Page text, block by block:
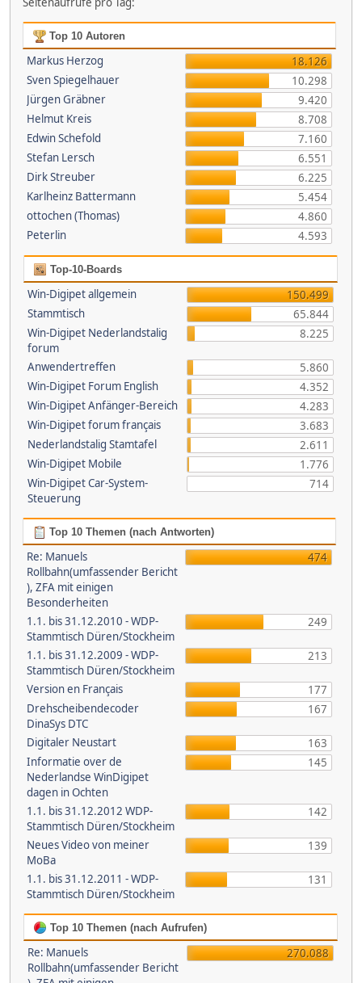
Top 10 Autoren
Markus Herzog
18.126
Sven Spiegelhauer
10.298
Jürgen Gräbner
9.420
Helmut Kreis
8.708
Edwin Schefold
7.160
Stefan Lersch
6.551
Dirk Streuber
6.225
Karlheinz Battermann
5.454
ottochen (Thomas)
4.860
Peterlin
4.593
Top-10-Boards
Win-Digipet allgemein
150.499
Stammtisch
65.844
Win-Digipet Nederlandstalig
forum
8.225
Anwendertreffen
5.860
Win-Digipet Forum English
4.352
Win-Digipet Anfänger-Bereich
4.283
Win-Digipet forum français
3.683
Nederlandstalig Stamtafel
2.611
Win-Digipet Mobile
1.776
Win-Digipet Car-System-
Steuerung
714
Top 10 Themen (nach Antworten)
Re: Manuels
Rollbahn(umfassender Bericht
), ZFA mit einigen
Besonderheiten
474
1.1. bis 31.12.2010 - WDP-
Stammtisch Düren/Stockheim
249
1.1. bis 31.12.2009 - WDP-
Stammtisch Düren/Stockheim
213
Version en Français
177
Drehscheibendecoder
DinaSys DTC
167
Digitaler Neustart
163
Informatie over de
Nederlandse WinDigipet
dagen in Ochten
145
1.1. bis 31.12.2012 WDP-
Stammtisch Düren/Stockheim
142
Neues Video von meiner
MoBa
139
1.1. bis 31.12.2011 - WDP-
Stammtisch Düren/Stockheim
131
Top 10 Themen (nach Aufrufen)
Re: Manuels
Rollbahn(umfassender Bericht
270.088